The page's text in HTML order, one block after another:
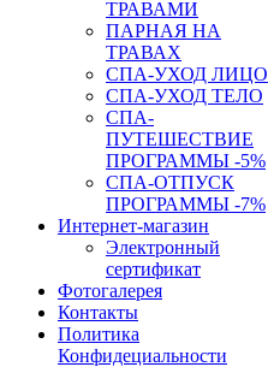
ТРАВАМИ
ПАРНАЯ НА
ТРАВАХ
СПА-УХОД ЛИЦО
СПА-УХОД ТЕЛО
СПА-
ПУТЕШЕСТВИЕ
ПРОГРАММЫ -5%
СПА-ОТПУСК
ПРОГРАММЫ -7%
Интернет-магазин
Электронный
сертификат
Фотогалерея
Контакты
Политика
Конфидециальности